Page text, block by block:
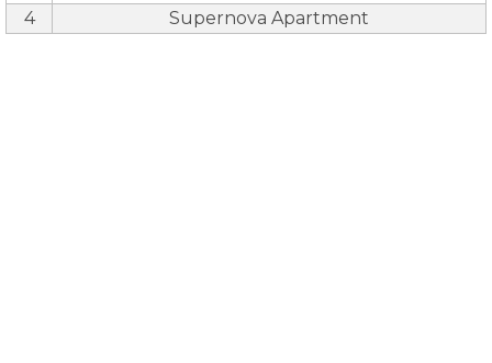
4
Supernova Apartment